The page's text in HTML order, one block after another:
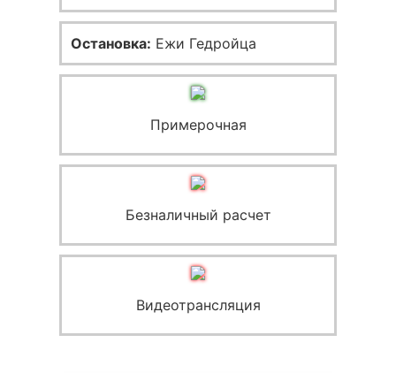
Остановка: Ежи Гедройца
Примерочная
Безналичный расчет
Видеотрансляция